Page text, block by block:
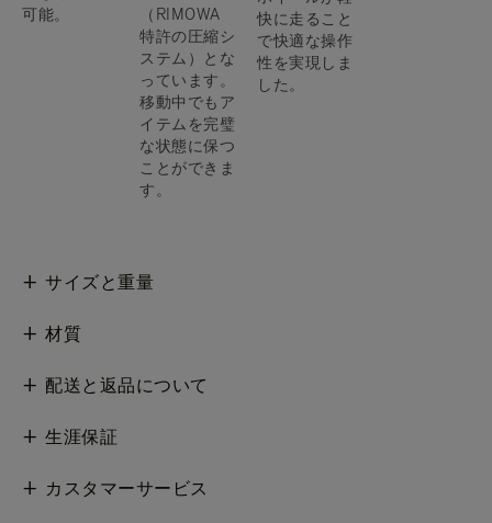
可能。
（RIMOWA
特許の圧縮シ
ステム）とな
っています。
移動中でもア
イテムを完璧
な状態に保つ
ことができま
す。
快に走ること
で快適な操作
性を実現しま
した。
サイズと重量
材質
配送と返品について
生涯保証
カスタマーサービス